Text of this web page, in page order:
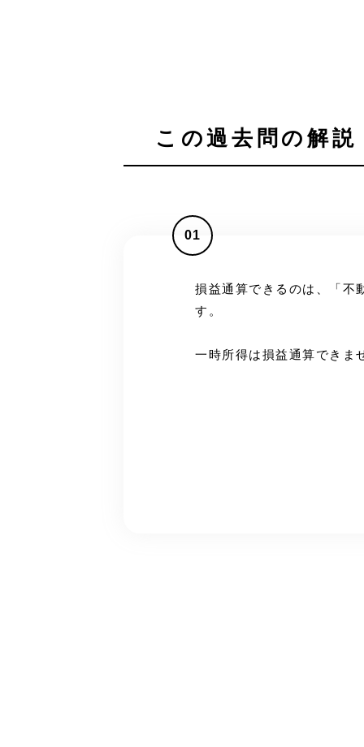
この過去問の解
01
損益通算できるのは、「不
す。
一時所得は損益通算できま